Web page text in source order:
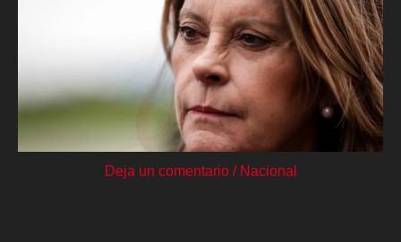
Deja un comentario / Nacional